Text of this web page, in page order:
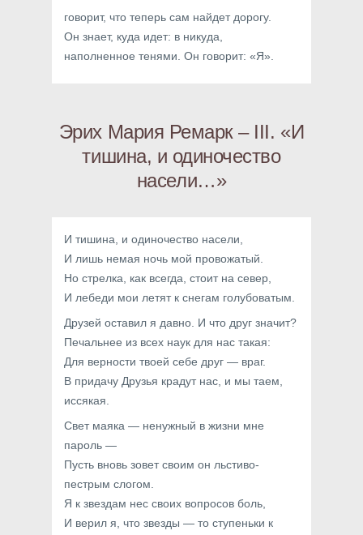
говорит, что теперь сам найдет дорогу.
Он знает, куда идет: в никуда,
наполненное тенями. Он говорит: «Я».
Эрих Мария Ремарк – III. «И
тишина, и одиночество
насели…»
И тишина, и одиночество насели,
И лишь немая ночь мой провожатый.
Но стрелка, как всегда, стоит на север,
И лебеди мои летят к снегам голубоватым.
Друзей оставил я давно. И что друг значит?
Печальнее из всех наук для нас такая:
Для верности твоей себе друг — враг.
В придачу Друзья крадут нас, и мы таем,
иссякая.
Свет маяка — ненужный в жизни мне
пароль —
Пусть вновь зовет своим он льстиво-
пестрым слогом.
Я к звездам нес своих вопросов боль,
И верил я, что звезды — то ступеньки к